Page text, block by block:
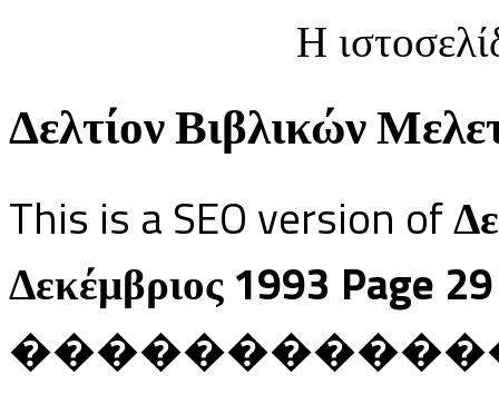
Η
Δελτίον Βιβλικών
This is a SEO version of
Δεκέμβριος 1993 Page 29
������������